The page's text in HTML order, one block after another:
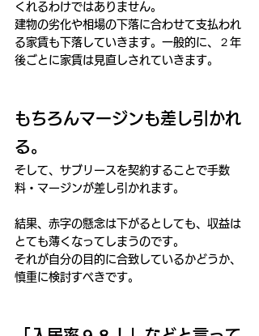
くれるわけではありません。
建物の劣化や相場の下落に合わせて支払われ
る家賃も下落していきます。一般的に、２年
後ごとに家賃は見直しされていきます。
もちろんマージンも差し引かれ
る。
そして、サブリースを契約することで手数
料・マージンが差し引かれます。
結果、赤字の懸念は下がるとしても、収益は
とても薄くなってしまうのです。
それが自分の目的に合致しているかどうか、
慎重に検討すべきです。